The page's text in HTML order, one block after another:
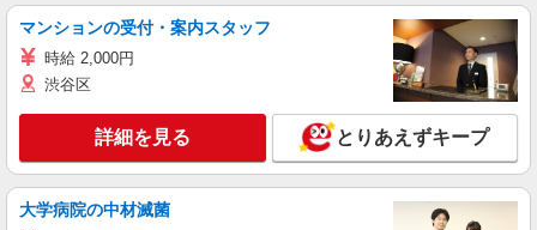
マンションの受付・案内スタッフ
時給 2,000円
渋谷区
詳細を見る とりあえずキープ
大学病院の中材滅菌